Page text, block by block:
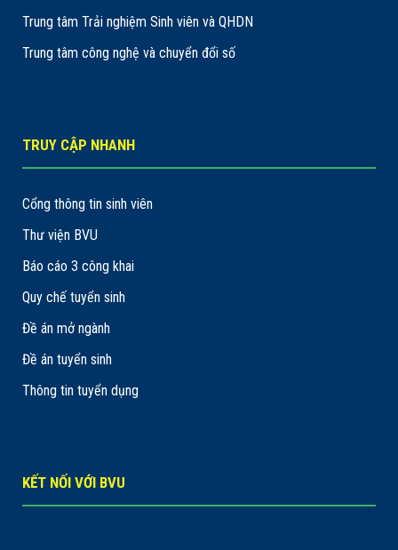
Trung tâm Trải nghiệm Sinh viên và QHDN
Trung tâm công nghệ và chuyển đổi số
TRUY CẬP NHANH
Cổng thông tin sinh viên
Thư viện BVU
Báo cáo 3 công khai
Quy chế tuyển sinh
Đề án mở ngành
Đề án tuyển sinh
Thông tin tuyển dụng
KẾT NỐI VỚI BVU